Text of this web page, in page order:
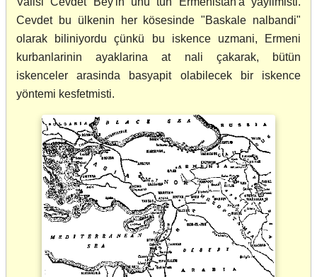
Cevdet bu ülkenin her kösesinde "Baskale nalbandi"
olarak biliniyordu çünkü bu iskence uzmani, Ermeni
kurbanlarinin ayaklarina at nali çakarak, bütün
iskenceler arasinda basyapit olabilecek bir iskence
yöntemi kesfetmisti.